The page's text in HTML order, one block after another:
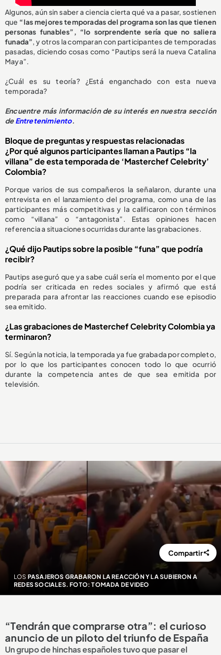
Algunos, aún sin saber a ciencia cierta qué va a pasar, sostienen
que “las mejores temporadas del programa son las que tienen
personas funables”, “lo sorprendente sería que no saliera
funada”, y otros la comparan con participantes de temporadas
pasadas, diciendo cosas como “Pautips será la nueva Catalina
Maya”.
¿Cuál es su teoría? ¿Está enganchado con esta nueva
temporada?
Encuentre más información de su interés en nuestra sección
deEntretenimiento.
Bloque de preguntas y respuestas relacionadas
¿Por qué algunos participantes llaman a Pautips “la
villana” de esta temporada de ‘Masterchef Celebrity’
Colombia?
Porque varios de sus compañeros la señalaron, durante una
entrevista en el lanzamiento del programa, como una de las
participantes más competitivas y la calificaron con términos
como “villana” o “antagonista”. Estas opiniones hacen
referencia a situaciones ocurridas durante las grabaciones.
¿Qué dijo Pautips sobre la posible “funa” que podría
recibir?
Pautips aseguró que ya sabe cuál sería el momento por el que
podría ser criticada en redes sociales y afirmó que está
preparada para afrontar las reacciones cuando ese episodio
sea emitido.
¿Las grabaciones de Masterchef Celebrity Colombia ya
terminaron?
Sí. Según la noticia, la temporada ya fue grabada por completo,
por lo que los participantes conocen todo lo que ocurrió
durante la competencia antes de que sea emitida por
televisión.
LOS PASAJEROS GRABARON LA REACCIÓN Y LA SUBIERON A
REDES SOCIALES. FOTO: TOMADA DE VIDEO
Compartir
“Tendrán que comprarse otra”: el curioso
anuncio de un piloto del triunfo de España
Un grupo de hinchas españoles tuvo que pasar el